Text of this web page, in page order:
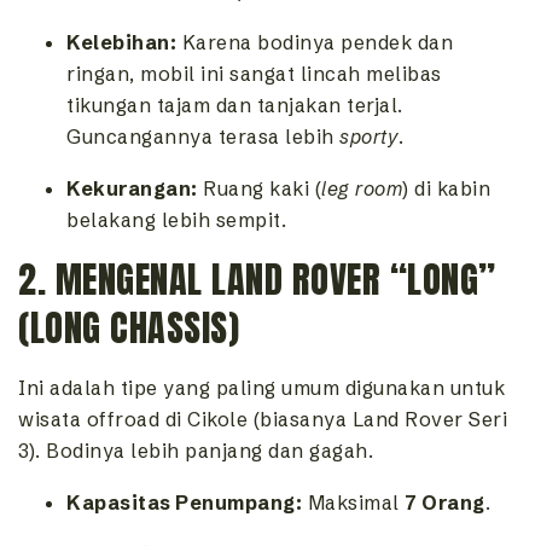
Kelebihan: Karena bodinya pendek dan
ringan, mobil ini sangat lincah melibas
tikungan tajam dan tanjakan terjal.
Guncangannya terasa lebih sporty.
Kekurangan: Ruang kaki (leg room) di kabin
belakang lebih sempit.
2. MENGENAL LAND ROVER “LONG”
(LONG CHASSIS)
Ini adalah tipe yang paling umum digunakan untuk
wisata offroad di Cikole (biasanya Land Rover Seri
3). Bodinya lebih panjang dan gagah.
Kapasitas Penumpang: Maksimal 7 Orang.